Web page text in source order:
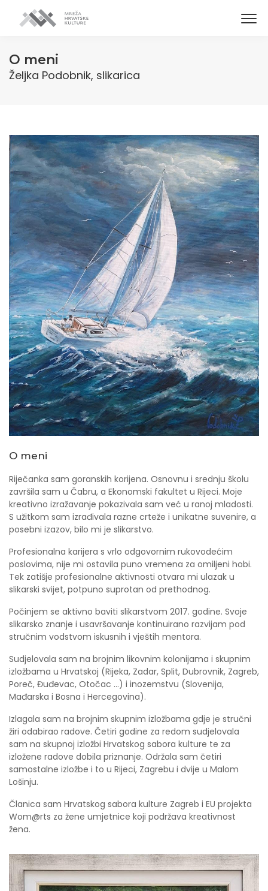
O meni
Željka Podobnik, slikarica
O meni
Riječanka sam goranskih korijena. Osnovnu i srednju školu
završila sam u Čabru, a Ekonomski fakultet u Rijeci. Moje
kreativno izražavanje pokazivala sam već u ranoj mladosti.
S užitkom sam izrađivala razne crteže i unikatne suvenire, a
posebni izazov, bilo mi je slikarstvo.
Profesionalna karijera s vrlo odgovornim rukovodećim
poslovima, nije mi ostavila puno vremena za omiljeni hobi.
Tek zatišje profesionalne aktivnosti otvara mi ulazak u
slikarski svijet, potpuno suprotan od prethodnog.
Počinjem se aktivno baviti slikarstvom 2017. godine. Svoje
slikarsko znanje i usavršavanje kontinuirano razvijam pod
stručnim vodstvom iskusnih i vještih mentora.
Sudjelovala sam na brojnim likovnim kolonijama i skupnim
izložbama u Hrvatskoj (Rijeka, Zadar, Split, Dubrovnik, Zagreb,
Poreč, Đuđevac, Otočac ...) i inozemstvu (Slovenija,
Mađarska i Bosna i Hercegovina).
Izlagala sam na brojnim skupnim izložbama gdje je stručni
žiri odabirao radove. Četiri godine za redom sudjelovala
sam na skupnoj izložbi Hrvatskog sabora kulture te za
izložene radove dobila priznanje. Održala sam četiri
samostalne izložbe i to u Rijeci, Zagrebu i dvije u Malom
Lošinju.
Članica sam Hrvatskog sabora kulture Zagreb i EU projekta
Wom@rts za žene umjetnice koji podržava kreativnost
žena.